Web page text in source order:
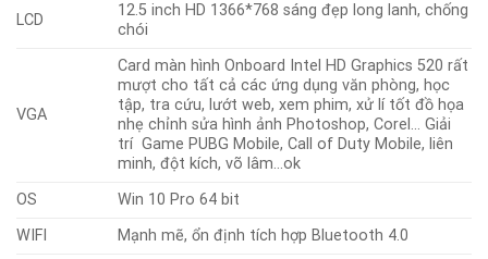
LCD
12.5 inch HD 1366*768 sáng đẹp long lanh, chống
chói
VGA
Card màn hình Onboard Intel HD Graphics 520 rất
mượt cho tất cả các ứng dụng văn phòng, học
tập, tra cứu, lướt web, xem phim, xử lí tốt đồ họa
nhẹ chỉnh sửa hình ảnh Photoshop, Corel… Giải
trí Game PUBG Mobile, Call of Duty Mobile, liên
minh, đột kích, võ lâm…ok
OS
Win 10 Pro 64 bit
WIFI
Mạnh mẽ, ổn định tích hợp Bluetooth 4.0